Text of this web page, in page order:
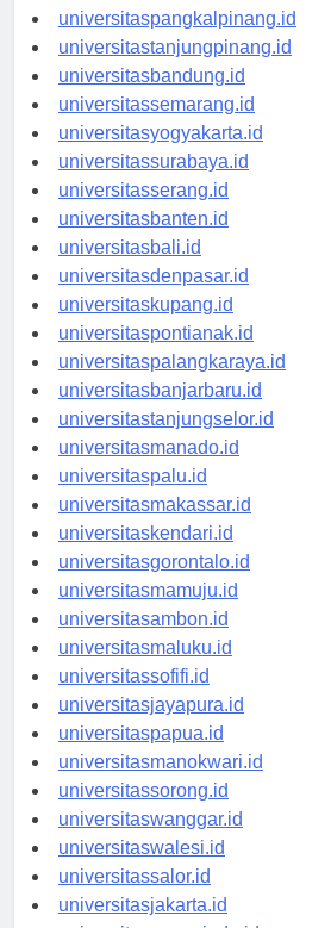
universitasbengkulu.id
universitaspangkalpinang.id
universitastanjungpinang.id
universitasbandung.id
universitassemarang.id
universitasyogyakarta.id
universitassurabaya.id
universitasserang.id
universitasbanten.id
universitasbali.id
universitasdenpasar.id
universitaskupang.id
universitaspontianak.id
universitaspalangkaraya.id
universitasbanjarbaru.id
universitastanjungselor.id
universitasmanado.id
universitaspalu.id
universitasmakassar.id
universitaskendari.id
universitasgorontalo.id
universitasmamuju.id
universitasambon.id
universitasmaluku.id
universitassofifi.id
universitasjayapura.id
universitaspapua.id
universitasmanokwari.id
universitassorong.id
universitaswanggar.id
universitaswalesi.id
universitassalor.id